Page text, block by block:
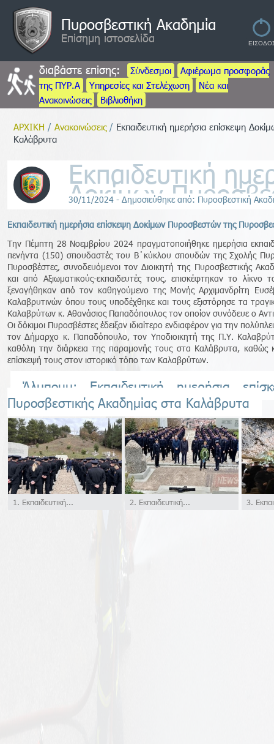
Πυροσβεστική Ακαδημία
Επίσημη ιστοσελίδα
διαβάστε επίσης: Σύνδεσμοι
Αφιέρωμα προσφοράς
της ΠΥΡ.Α
Υπηρεσίες και Στελέχωση
Νέα και
Ανακοινώσεις
Βιβλιοθήκη
ΑΡΧΙΚΗ / Ανακοινώσεις/ Εκπαιδευτική ημερήσια επίσκεψη
Καλάβρυτα
Εκπαιδευτική
Δοκίμων
Πυροσβεστικής
Καλάβρυτα
30/11/2024 - Δημοσιεύθηκε από: Πυροσβεστική
Εκπαιδευτική ημερήσια επίσκεψη Δοκίμων Πυροσβεστών της
Την Πέμπτη 28 Νοεμβρίου 2024 πραγματοποιήθηκε ημερήσια
πενήντα (150) σπουδαστές του Β΄κύκλου σπουδών της Σχολής
Πυροσβέστες, συνοδευόμενοι τον Διοικητή της Πυροσβεστικής
και από Αξιωματικούς-εκπαιδευτές τους, επισκέφτηκαν το
ξεναγήθηκαν από τον καθηγούμενο της Μονής Αρχιμανδρίτη
Καλαβρυτινών όπου τους υποδέχθηκε και τους εξιστόρησε τα
Καλαβρύτων κ. Αθανάσιος Παπαδόπουλος τον οποίον συνόδευε ο
Οι δόκιμοι Πυροσβέστες έδειξαν ιδιαίτερο ενδιαφέρον για την
τον Δήμαρχο κ. Παπαδόπουλο, τον Υποδιοικητή της Π.Υ.
καθόλη την διάρκεια της παραμονής τους στα Καλάβρυτα, καθώς
επίσκεψή τους στον ιστορικό τόπο των Καλαβρύτων.
Άλμπουμ: Εκπαιδευτική ημερήσια
Πυροσβεστικής Ακαδημίας στα Καλάβρυτα
1. Εκπαιδευτική... 2. Εκπαιδευτική... 3.